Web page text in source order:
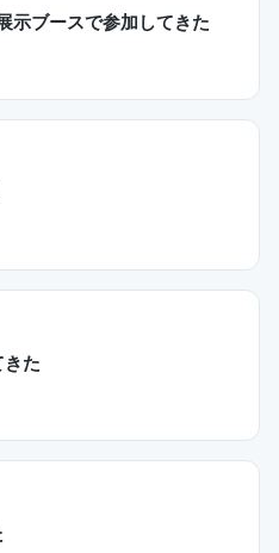
ブースで参加してきた
た